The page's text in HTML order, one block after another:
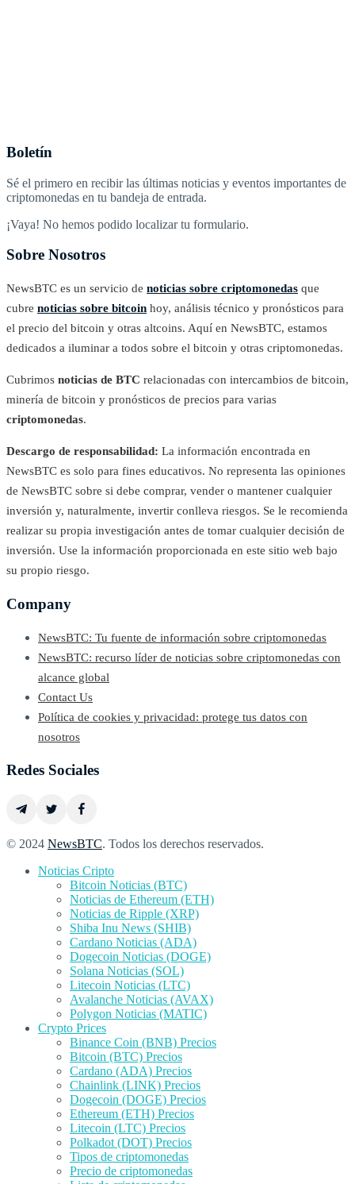
Boletín
Sé el primero en recibir las últimas noticias y eventos importantes de
criptomonedas en tu bandeja de entrada.
¡Vaya! No hemos podido localizar tu formulario.
Sobre Nosotros
NewsBTC es un servicio de noticias sobre criptomonedas que
cubre noticias sobre bitcoin hoy, análisis técnico y pronósticos para
el precio del bitcoin y otras altcoins. Aquí en NewsBTC, estamos
dedicados a iluminar a todos sobre el bitcoin y otras criptomonedas.
Cubrimos noticias de BTC relacionadas con intercambios de bitcoin,
minería de bitcoin y pronósticos de precios para varias
criptomonedas.
Descargo de responsabilidad: La información encontrada en
NewsBTC es solo para fines educativos. No representa las opiniones
de NewsBTC sobre si debe comprar, vender o mantener cualquier
inversión y, naturalmente, invertir conlleva riesgos. Se le recomienda
realizar su propia investigación antes de tomar cualquier decisión de
inversión. Use la información proporcionada en este sitio web bajo
su propio riesgo.
Company
NewsBTC: Tu fuente de información sobre criptomonedas
NewsBTC: recurso líder de noticias sobre criptomonedas con
alcance global
Contact Us
Política de cookies y privacidad: protege tus datos con
nosotros
Redes Sociales
© 2024 NewsBTC. Todos los derechos reservados.
Noticias Cripto
Bitcoin Noticias (BTC)
Noticias de Ethereum (ETH)
Noticias de Ripple (XRP)
Shiba Inu News (SHIB)
Cardano Noticias (ADA)
Dogecoin Noticias (DOGE)
Solana Noticias (SOL)
Litecoin Noticias (LTC)
Avalanche Noticias (AVAX)
Polygon Noticias (MATIC)
Crypto Prices
Binance Coin (BNB) Precios
Bitcoin (BTC) Precios
Cardano (ADA) Precios
Chainlink (LINK) Precios
Dogecoin (DOGE) Precios
Ethereum (ETH) Precios
Litecoin (LTC) Precios
Polkadot (DOT) Precios
Tipos de criptomonedas
Precio de criptomonedas